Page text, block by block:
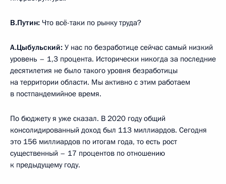
В.Путин: Что всё-таки по рынку труда?
А.Цыбульский: У нас по безработице сейчас самый низкий
уровень – 1,3 процента. Исторически никогда за последние
десятилетия не было такого уровня безработицы
на территории области. Мы активно с этим работаем
в постпандемийное время.
По бюджету я уже сказал. В 2020 году общий
консолидированный доход был 113 миллиардов. Сегодня
это 156 миллиардов по итогам года, то есть рост
существенный – 17 процентов по отношению
к предыдущему году.